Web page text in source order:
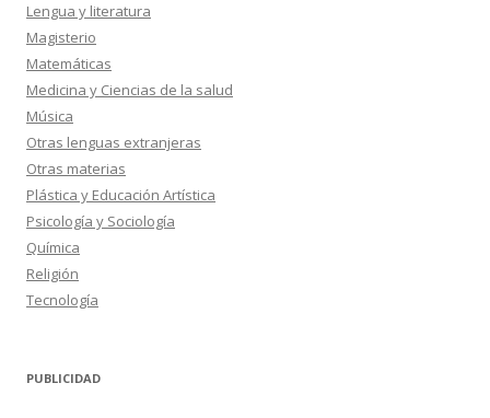
Lengua y literatura
Magisterio
Matemáticas
Medicina y Ciencias de la salud
Música
Otras lenguas extranjeras
Otras materias
Plástica y Educación Artística
Psicología y Sociología
Química
Religión
Tecnología
PUBLICIDAD